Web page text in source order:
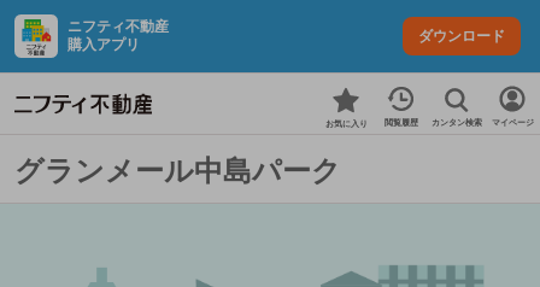
ニフティ不動産
購入アプリ
ダウンロード
お気に入り 閲覧履歴 カンタン検索 マイページ
グランメール中島パーク